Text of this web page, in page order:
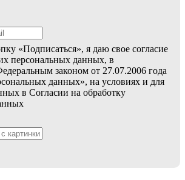
«Подписаться», я даю свое согласие
персональных данных, в
законом от 27.07.2006 года
данных», на условиях и для
в Согласии на обработку